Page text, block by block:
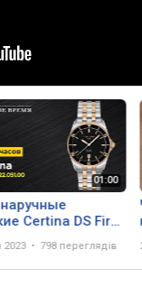
Certina DS First
2023 798 переглядів